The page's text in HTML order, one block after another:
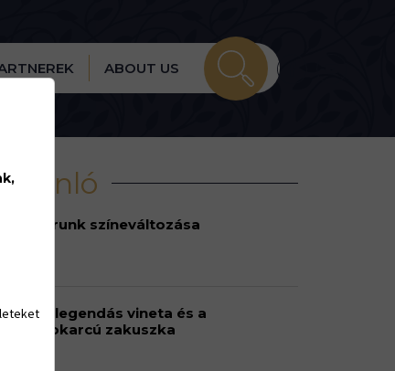
ABOUT US
Urunk színeváltozása
A legendás vineta és a
sokarcú zakuszka